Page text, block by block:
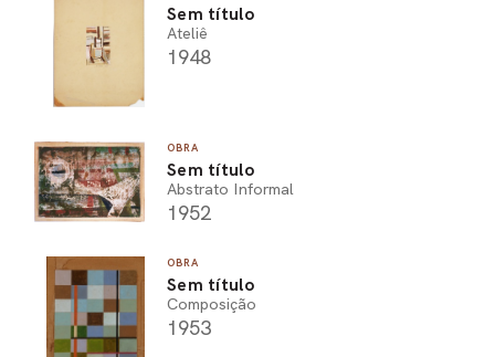
Sem título
Ateliê
1948
OBRA
Sem título
Abstrato Informal
1952
OBRA
Sem título
Composição
1953